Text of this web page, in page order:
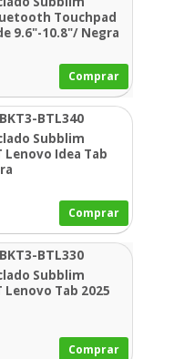
Touchpad
9.6"-10.8"/ Negra
Comprar
BTL340
Subblim
Lenovo Idea Tab
Comprar
BTL330
Subblim
Lenovo Tab 2025
Comprar